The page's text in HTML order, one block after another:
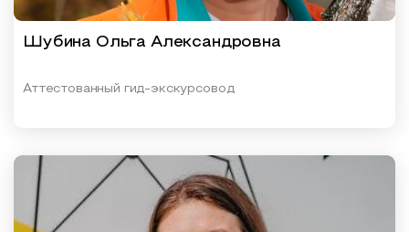
Шубина Ольга Александровна
Аттестованный гид-экскурсовод